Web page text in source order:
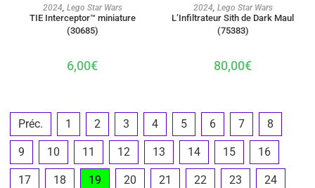
AJOUTER AU PANIER
2024, Lego Star Wars
TIE Interceptor™ miniature
(30685)
6,00€
AJOUTER AU PANIER
2024, Lego Star Wars
L’Infiltrateur Sith de Dark Maul
(75383)
80,00€
Préc. 1 2 3 4 5 6 7 8
9 10 11 12 13 14 15 16
17 18 19 20 21 22 23 24